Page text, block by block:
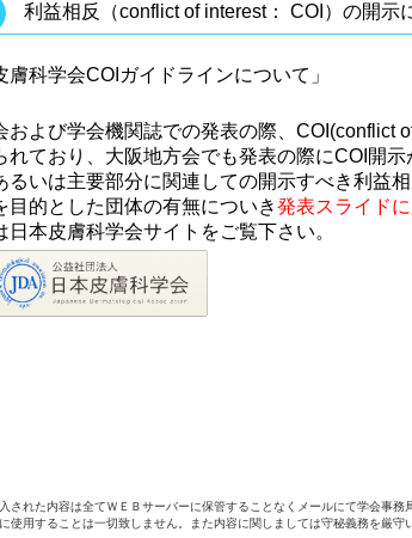
利益相反（conflict of interest： COI）の開示
膚科学会COIガイドラインについて」
および学会機関誌での発表の際、COI(conflict
れており、大阪地方会でも発表の際にCOI開
るいは主要部分に関連しての開示すべき利益
目的とした団体の有無についき発表スライド
日本皮膚科学会サイトをご覧下さい。
された内容は全てＷＥＢサーバーに保管することなくメールにて学会事
使用することは一切致しません。また内容に関しましては守秘義務を厳守